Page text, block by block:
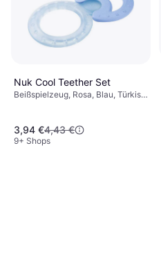
Nuk Cool Teether Set
Beißspielzeug, Rosa, Blau, Türkis,
3,94 €4,43 €
9+ Shops